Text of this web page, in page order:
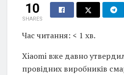
10
SHARES
Час читання: < 1 хв.
Xiaomi вже давно
провідних виробників